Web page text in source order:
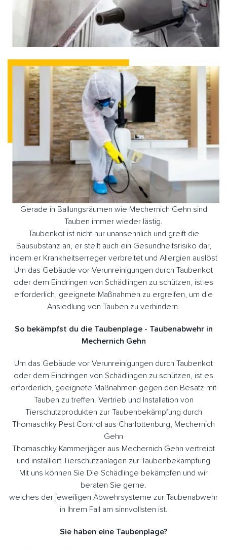
Gerade in Ballungsräumen wie Mechernich Gehn sind
Tauben immer wieder lästig.
Taubenkot ist nicht nur unansehnlich und greift die
Bausubstanz an, er stellt auch ein Gesundheitsrisiko dar,
indem er Krankheitserreger verbreitet und Allergien auslöst
Um das Gebäude vor Verunreinigungen durch Taubenkot
oder dem Eindringen von Schädlingen zu schützen, ist es
erforderlich, geeignete Maßnahmen zu ergreifen, um die
Ansiedlung von Tauben zu verhindern.
So bekämpfst du die Taubenplage - Taubenabwehr in
Mechernich Gehn
Um das Gebäude vor Verunreinigungen durch Taubenkot
oder dem Eindringen von Schädlingen zu schützen, ist es
erforderlich, geeignete Maßnahmen gegen den Besatz mit
Tauben zu treffen. Vertrieb und Installation von
Tierschutzprodukten zur Taubenbekämpfung durch
Thomaschky Pest Control aus Charlottenburg, Mechernich
Gehn
Thomaschky Kammerjäger aus Mechernich Gehn vertreibt
und installiert Tierschutzanlagen zur Taubenbekämpfung
Mit uns können Sie Die Schädlinge bekämpfen und wir
beraten Sie gerne.
welches der jeweiligen Abwehrsysteme zur Taubenabwehr
in Ihrem Fall am sinnvollsten ist.
Sie haben eine Taubenplage?